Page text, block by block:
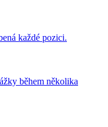
každé pozici.
během několika